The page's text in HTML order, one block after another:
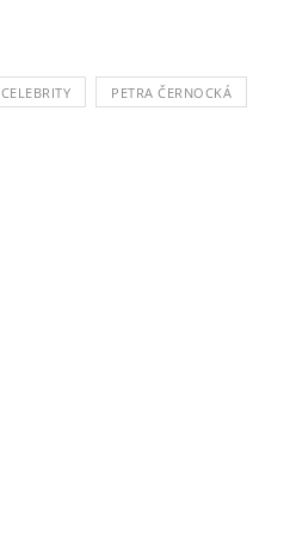
CELEBRITY PETRA ČERNOCKÁ